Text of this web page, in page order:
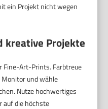
ein Projekt nicht wegen
kreative Projekte
Fine-Art-Prints. Farbtreue
und wähle
Nutze hochwertiges
auf die höchste